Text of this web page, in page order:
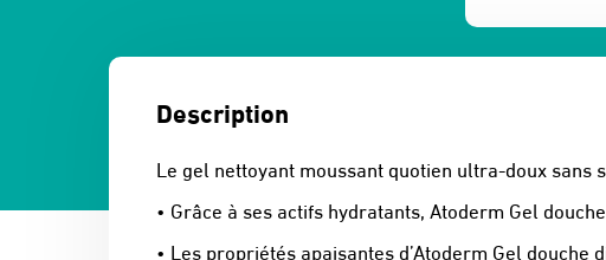
Description
Le gel nettoyant moussant quotien ultra-doux sans
• Grâce à ses actifs hydratants, Atoderm Gel
• Les propriétés apaisantes d’Atoderm Gel